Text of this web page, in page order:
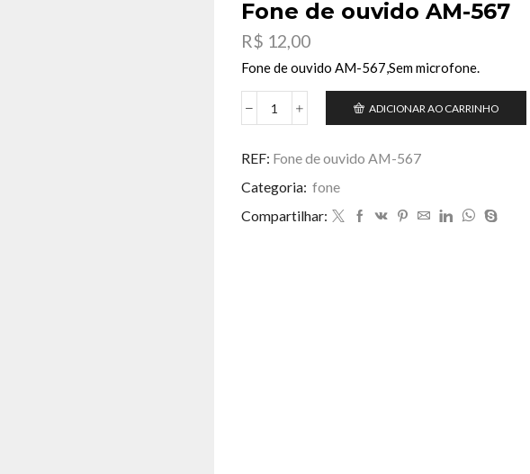
Fone de ouvido AM-567
R$ 12,00
Fone de ouvido AM-567,Sem microfone.
Fone
ouvido
567
ADICIONAR AO CARRINHO
REF: Fone de ouvido AM-567
Categoria: fone
Compartilhar: